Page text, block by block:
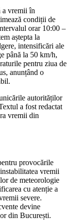
a vremii în
condiții de
orar 10:00 –
aștepta la
intensificări ale
până la 50 km/h,
pentru ziua de
anunțând o
autorităților
a fost redactat
vremii din
provocările
vremii
de meteorologie
cu atenție a
severe.
devine
din București.